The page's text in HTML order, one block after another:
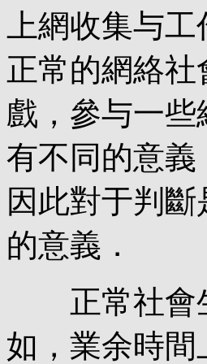
上網收集与
正常的網絡
戲，參与一
有不同的意
因此對于判
的意義．
正常社會生
如，業余時